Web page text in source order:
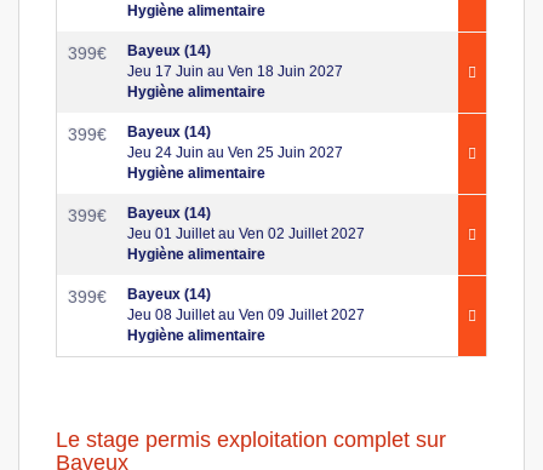
Hygiène alimentaire
399€
Bayeux (14)
Jeu 17 Juin au Ven 18 Juin 2027
Hygiène alimentaire
399€
Bayeux (14)
Jeu 24 Juin au Ven 25 Juin 2027
Hygiène alimentaire
399€
Bayeux (14)
Jeu 01 Juillet au Ven 02 Juillet 2027
Hygiène alimentaire
399€
Bayeux (14)
Jeu 08 Juillet au Ven 09 Juillet 2027
Hygiène alimentaire
Le stage permis exploitation complet sur
Bayeux